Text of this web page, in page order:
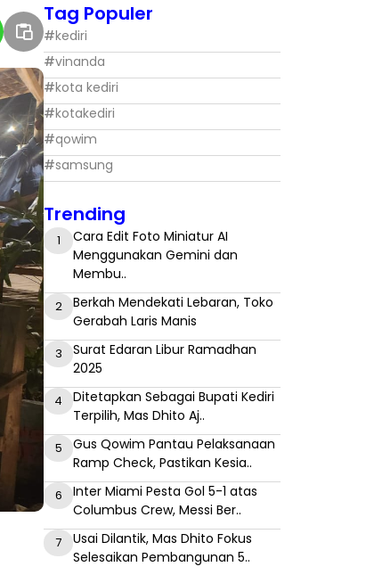
Tag Populer
#kediri
#vinanda
#kota kediri
#kotakediri
#qowim
#samsung
Trending
1
Cara Edit Foto Miniatur AI
Menggunakan Gemini dan
Membu..
2
Berkah Mendekati Lebaran, Toko
Gerabah Laris Manis
3
Surat Edaran Libur Ramadhan
2025
4
Ditetapkan Sebagai Bupati Kediri
Terpilih, Mas Dhito Aj..
5
Gus Qowim Pantau Pelaksanaan
Ramp Check, Pastikan Kesia..
6
Inter Miami Pesta Gol 5-1 atas
Columbus Crew, Messi Ber..
7
Usai Dilantik, Mas Dhito Fokus
Selesaikan Pembangunan 5..